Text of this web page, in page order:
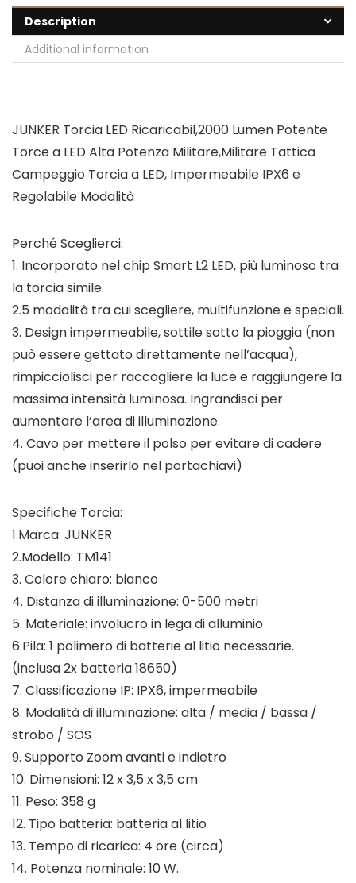
Description
Additional information
JUNKER Torcia LED Ricaricabil,2000 Lumen Potente
Torce a LED Alta Potenza Militare,Militare Tattica
Campeggio Torcia a LED, Impermeabile IPX6 e
Regolabile Modalità
Perché Sceglierci:
1. Incorporato nel chip Smart L2 LED, più luminoso tra
la torcia simile.
2.5 modalità tra cui scegliere, multifunzione e speciali.
3. Design impermeabile, sottile sotto la pioggia (non
può essere gettato direttamente nell’acqua),
rimpicciolisci per raccogliere la luce e raggiungere la
massima intensità luminosa. Ingrandisci per
aumentare l’area di illuminazione.
4. Cavo per mettere il polso per evitare di cadere
(puoi anche inserirlo nel portachiavi)
Specifiche Torcia:
1.Marca: JUNKER
2.Modello: TM141
3. Colore chiaro: bianco
4. Distanza di illuminazione: 0-500 metri
5. Materiale: involucro in lega di alluminio
6.Pila: 1 polimero di batterie al litio necessarie.
(inclusa 2x batteria 18650)
7. Classificazione IP: IPX6, impermeabile
8. Modalità di illuminazione: alta / media / bassa /
strobo / SOS
9. Supporto Zoom avanti e indietro
10. Dimensioni: 12 x 3,5 x 3,5 cm
11. Peso: 358 g
12. Tipo batteria: batteria al litio
13. Tempo di ricarica: 4 ore (circa)
14. Potenza nominale: 10 W.